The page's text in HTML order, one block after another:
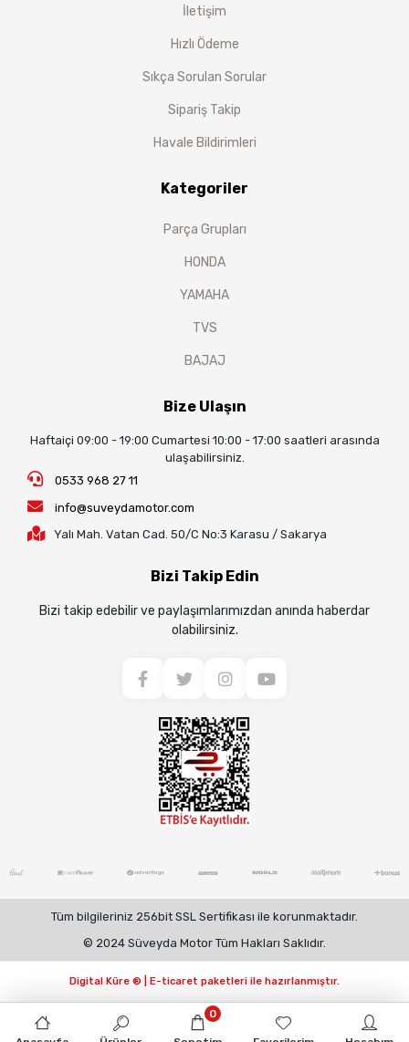
İletişim
Hızlı Ödeme
Sıkça Sorulan Sorular
Sipariş Takip
Havale Bildirimleri
Kategoriler
Parça Grupları
HONDA
YAMAHA
TVS
BAJAJ
Bize Ulaşın
Haftaiçi 09:00 - 19:00 Cumartesi 10:00 - 17:00 saatleri arasında
ulaşabilirsiniz.
0533 968 27 11
info@suveydamotor.com
Yalı Mah. Vatan Cad. 50/C No:3 Karasu / Sakarya
Bizi Takip Edin
Bizi takip edebilir ve paylaşımlarımızdan anında haberdar
olabilirsiniz.
Tüm bilgileriniz 256bit SSL Sertifikası ile korunmaktadır.
© 2024 Süveyda Motor Tüm Hakları Saklıdır.
0
Digital Küre ® | E-ticaret paketleri ile hazırlanmıştır.